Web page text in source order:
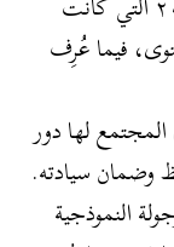
فيما عُرِف
المجتمع لها دور
وضمان سيادته.
النموذجية